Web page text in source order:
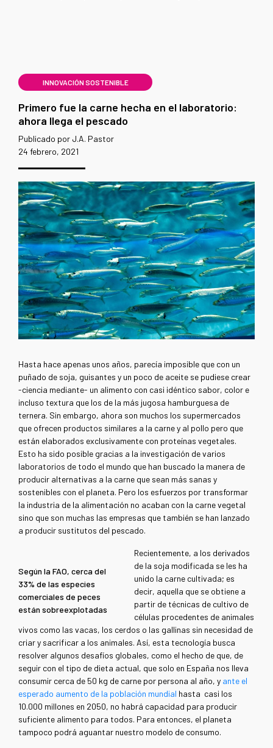
INNOVACIÓN SOSTENIBLE
Primero fue la carne hecha en el laboratorio:
ahora llega el pescado
Publicado por J.A. Pastor
24 febrero, 2021
Hasta hace apenas unos años, parecía imposible que con un
puñado de soja, guisantes y un poco de aceite se pudiese crear
-ciencia mediante- un alimento con casi idéntico sabor, color e
incluso textura que los de la más jugosa hamburguesa de
ternera. Sin embargo, ahora son muchos los supermercados
que ofrecen productos similares a la carne y al pollo pero que
están elaborados exclusivamente con proteínas vegetales.
Esto ha sido posible gracias a la investigación de varios
laboratorios de todo el mundo que han buscado la manera de
producir alternativas a la carne que sean más sanas y
sostenibles con el planeta. Pero los esfuerzos por transformar
la industria de la alimentación no acaban con la carne vegetal
sino que son muchas las empresas que también se han lanzado
a producir sustitutos del pescado.
Según la FAO, cerca del
33% de las especies
comerciales de peces
están sobreexplotadas
Recientemente, a los derivados
de la soja modificada se les ha
unido la carne cultivada; es
decir, aquella que se obtiene a
partir de técnicas de cultivo de
células procedentes de animales
vivos como las vacas, los cerdos o las gallinas sin necesidad de
criar y sacrificar a los animales. Así, esta tecnología busca
resolver algunos desafíos globales, como el hecho de que, de
seguir con el tipo de dieta actual, que solo en España nos lleva
consumir cerca de 50 kg de carne por persona al año, y ante el
esperado aumento de la población mundial hasta casi los
10.000 millones en 2050, no habrá capacidad para producir
suficiente alimento para todos. Para entonces, el planeta
tampoco podrá aguantar nuestro modelo de consumo.